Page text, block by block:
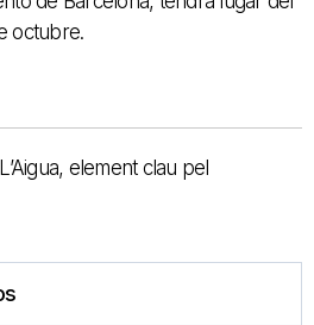
octubre.
element clau pel